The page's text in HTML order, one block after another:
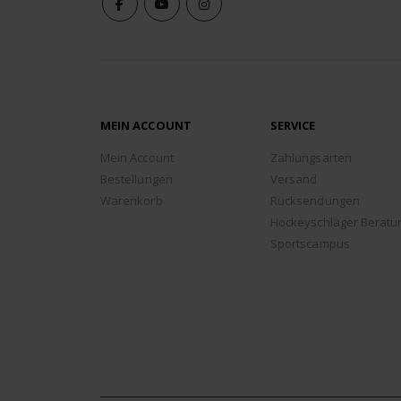
MEIN ACCOUNT
Mein Account
Bestellungen
Warenkorb
SERVICE
Zahlungsarten
Versand
Rücksendungen
Hockeyschläger
Sportscampus